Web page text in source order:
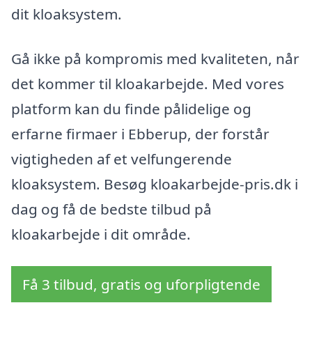
dit kloaksystem.
Gå ikke på kompromis med kvaliteten, når
det kommer til kloakarbejde. Med vores
platform kan du finde pålidelige og
erfarne firmaer i Ebberup, der forstår
vigtigheden af et velfungerende
kloaksystem. Besøg kloakarbejde-pris.dk i
dag og få de bedste tilbud på
kloakarbejde i dit område.
Få 3 tilbud, gratis og uforpligtende